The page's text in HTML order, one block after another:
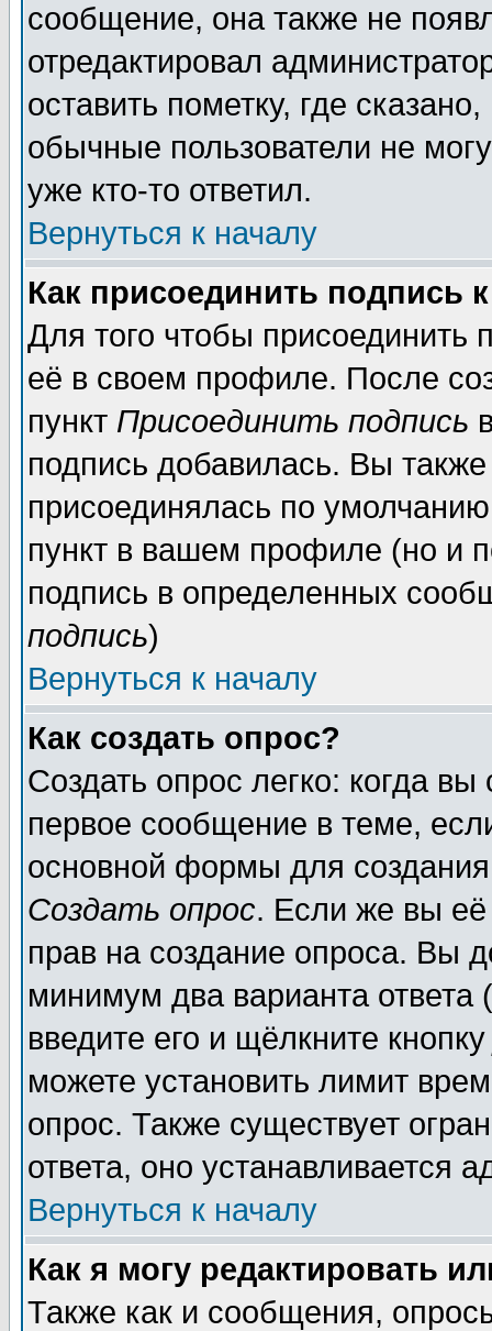
сообщение, она также не
отредактировал
оставить пометку, где
обычные пользователи не
уже кто-то ответил.
Вернуться к началу
Как присоединить подпись
Для того чтобы присоединить
её в своем профиле. После
пункт Присоединить подпись
подпись добавилась. Вы
присоединялась по
пункт в вашем профиле (но и
подпись в определенных
подпись)
Вернуться к началу
Как создать опрос?
Создать опрос легко: когда
первое сообщение в теме,
основной формы для
Создать опрос. Если же вы её
прав на создание опроса. Вы
минимум два варианта ответа
введите его и щёлкните
можете установить лимит
опрос. Также существует
ответа, оно устанавливается
Вернуться к началу
Как я могу редактировать
Также как и сообщения,